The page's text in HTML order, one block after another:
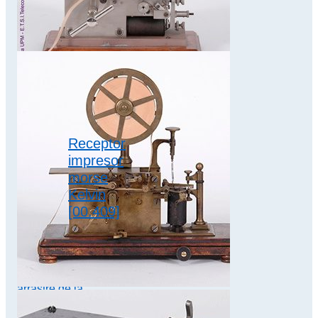
/Halske Modelo
WT24 Dimensiones
10 x 30 x 15 cm A…
Receptor
impresor
morse
Kelvin
[00.409]
Aparato receptor
del sistema morse
para impresión en
arrastre de la